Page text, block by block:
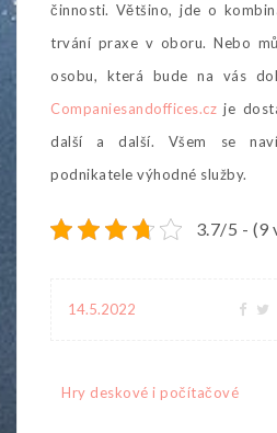
činnosti. Většino, jde o
trvání praxe v oboru. Nebo
osobu, která bude na vás
Companiesandoffices.cz je
další a další. Všem se
podnikatele výhodné služby.
3.7/5 - (9
14.5.2022
Navigace
Hry deskové i počítačové